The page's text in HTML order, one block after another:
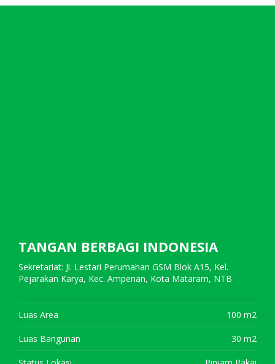
TANGAN BERBAGI INDONESIA
Sekretariat: Jl. Lestari Perumahan GSM Blok A15, Kel.
Pejarakan Karya, Kec. Ampenan, Kota Mataram, NTB
Luas Area 100 m2
Luas Bangunan 30 m2